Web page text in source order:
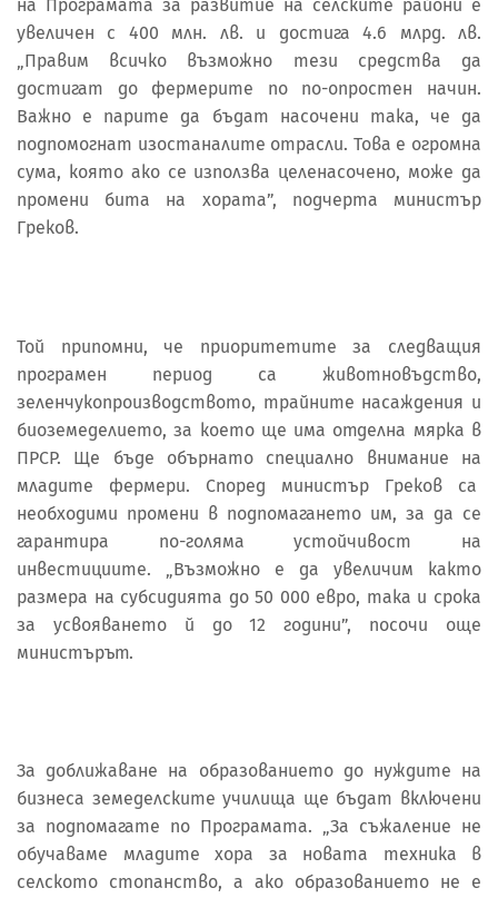
на Програмата за развитие на селските райони е
увеличен с 400 млн. лв. и достига 4.6 млрд. лв.
„Правим всичко възможно тези средства да
достигат до фермерите по по-опростен начин.
Важно е парите да бъдат насочени така, че да
подпомогнат изостаналите отрасли. Това е огромна
сума, която ако се използва целенасочено, може да
промени бита на хората”, подчерта министър
Греков.
Той припомни, че приоритетите за следващия
програмен период са животновъдство,
зеленчукопроизводството, трайните насаждения и
биоземеделието, за което ще има отделна мярка в
ПРСР. Ще бъде обърнато специално внимание на
младите фермери. Според министър Греков са
необходими промени в подпомагането им, за да се
гарантира по-голяма устойчивост на
инвестициите. „Възможно е да увеличим както
размера на субсидията до 50 000 евро, така и срока
за усвояването й до 12 години”, посочи още
министърът.
За доближаване на образованието до нуждите на
бизнеса земеделските училища ще бъдат включени
за подпомагате по Програмата. „За съжаление не
обучаваме младите хора за новата техника в
селското стопанство, а ако образованието не е